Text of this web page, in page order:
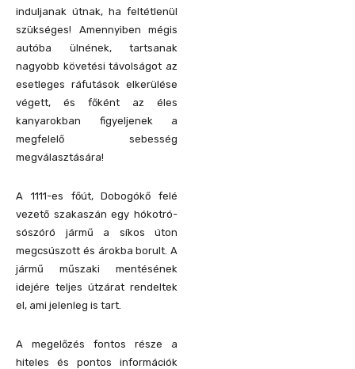
induljanak útnak, ha feltétlenül
szükséges! Amennyiben mégis
autóba ülnének, tartsanak
nagyobb követési távolságot az
esetleges ráfutások elkerülése
végett, és főként az éles
kanyarokban figyeljenek a
megfelelő sebesség
megválasztására!
A 1111-es főút, Dobogókő felé
vezető szakaszán egy hókotró-
sószóró jármű a síkos úton
megcsúszott és árokba borult. A
jármű műszaki mentésének
idejére teljes útzárat rendeltek
el, ami jelenleg is tart.
A megelőzés fontos része a
hiteles és pontos információk